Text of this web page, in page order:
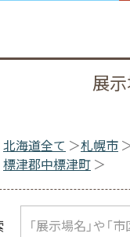
展
北海道全て 札幌市
標津郡中標津町